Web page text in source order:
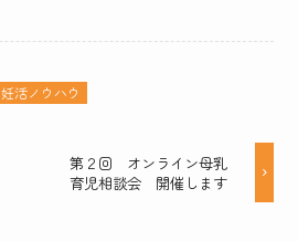
妊活ノウハウ
第２回 オンライン母乳
育児相談会 開催します